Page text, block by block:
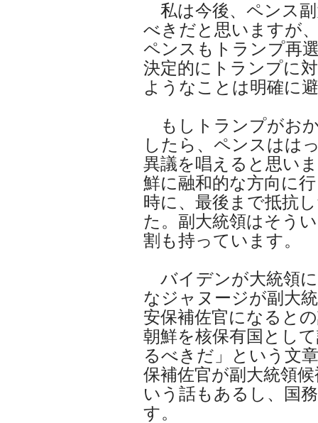
私は今後、ペンス
べきだと思いますが
ペンスもトランプ再
決定的にトランプに
ようなことは明確に
もしトランプがお
したら、ペンスはは
異議を唱えると思い
鮮に融和的な方向に
時に、最後まで抵抗
た。副大統領はそう
割も持っています。
バイデンが大統領
なジャヌージが副大
安保補佐官になると
朝鮮を核保有国とし
るべきだ」という文
保補佐官が副大統領
いう話もあるし、国
す。